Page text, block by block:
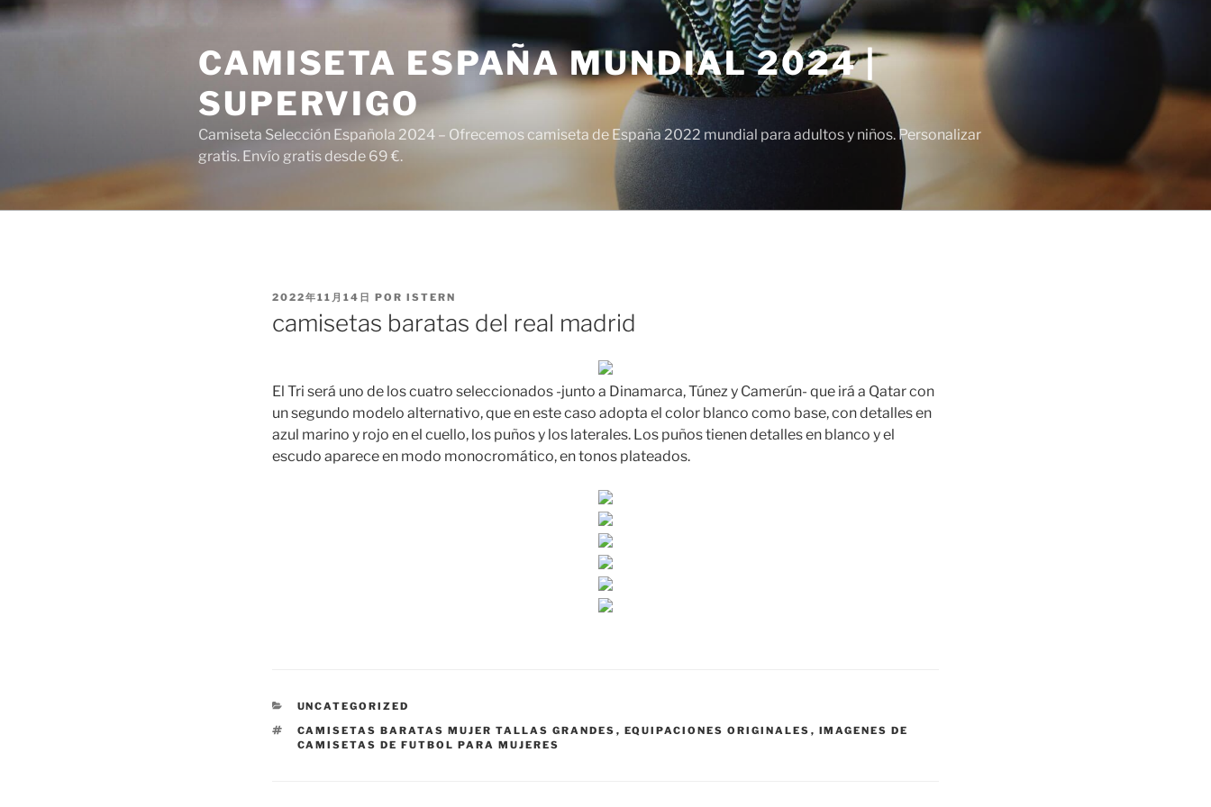
Saltar
al
CAMISETA ESPAÑA MUNDIAL 2024 |
SUPERVIGO
Camiseta Selección Española 2024 – Ofrecemos camiseta de España 2022 mundial para adultos y niños. Personalizar
gratis. Envío gratis desde 69 €.
PUBLICADO
2022年11月14日 POR ISTERN
camisetas baratas del real madrid
El Tri será uno de los cuatro seleccionados -junto a Dinamarca, Túnez y Camerún- que irá a Qatar con
un segundo modelo alternativo, que en este caso adopta el color blanco como base, con detalles en
azul marino y rojo en el cuello, los puños y los laterales. Los puños tienen detalles en blanco y el
escudo aparece en modo monocromático, en tonos plateados.
CATEGORÍAS
UNCATEGORIZED
ETIQUETAS
CAMISETAS BARATAS MUJER TALLAS GRANDES , EQUIPACIONES ORIGINALES , IMAGENES DE
CAMISETAS DE FUTBOL PARA MUJERES